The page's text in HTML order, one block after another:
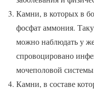
Камни, в которых в
фосфат аммония.
можно наблюдать у
спровоцировано
мочеполовой
Камни, в составе